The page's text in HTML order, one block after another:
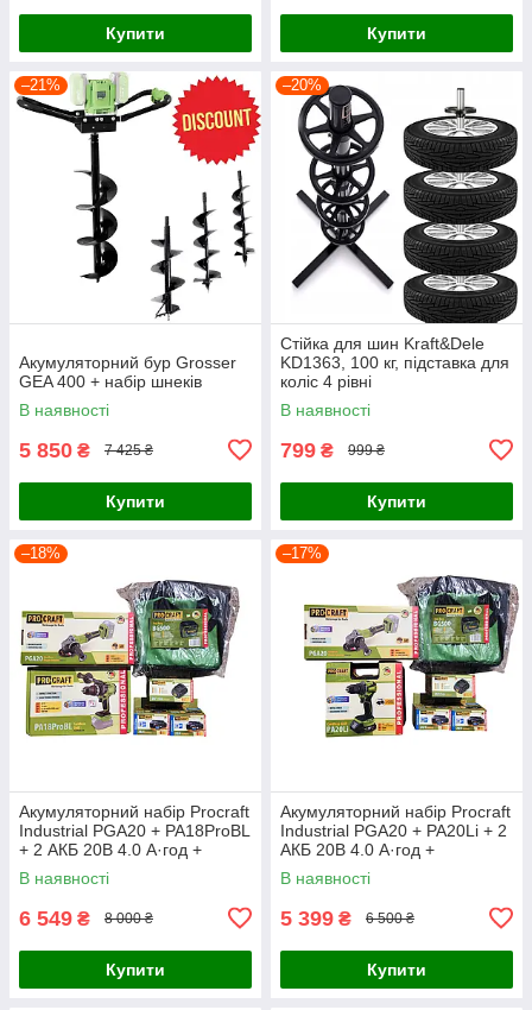
Купити Купити
–21%
Акумуляторний бур Grosser
GEA 400 + набір шнеків
В наявності
5 850 ₴ 7 425 ₴
Купити
–20%
Стійка для шин Kraft&Dele
KD1363, 100 кг, підставка для
коліс 4 рівні
В наявності
799 ₴ 999 ₴
Купити
–18%
Акумуляторний набір Procraft
Industrial PGA20 + PA18ProBL
+ 2 АКБ 20В 4.0 А·год +
Зарядний пристрій
Charger20/1 Eco + Сумка
В наявності
6 549 ₴ 8 000 ₴
Купити
–17%
Акумуляторний набір Procraft
Industrial PGA20 + PA20Li + 2
АКБ 20В 4.0 А·год +
Зарядний пристрій
Charger20/1 Eco + Сумка
В наявності
5 399 ₴ 6 500 ₴
Купити